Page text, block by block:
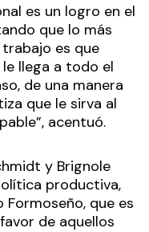
es un logro en el
que lo más
es que
llega a todo el
de una manera
que le sirva al
acentuó.
y Brignole
productiva,
Formoseño, que es
de aquellos